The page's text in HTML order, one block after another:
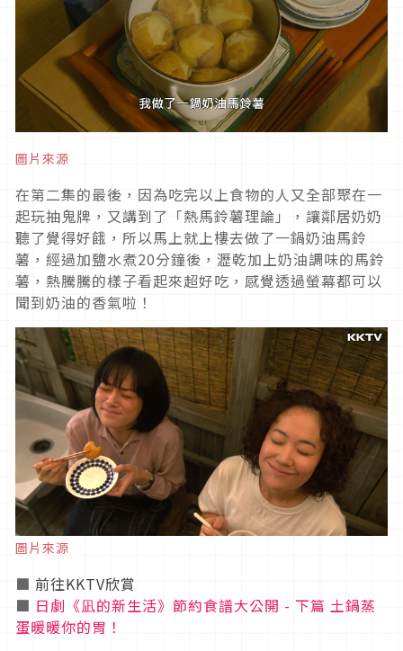
圖片來源
在第二集的最後，因為吃完以上食物的人又全部聚在一
起玩抽鬼牌，又講到了「熱馬鈴薯理論」，讓鄰居奶奶
聽了覺得好餓，所以馬上就上樓去做了一鍋奶油馬鈴
薯，經過加鹽水煮20分鐘後，瀝乾加上奶油調味的馬鈴
薯，熱騰騰的樣子看起來超好吃，感覺透過螢幕都可以
聞到奶油的香氣啦！
圖片來源
■ 前往KKTV欣賞
■ 日劇《凪的新生活》節約食譜大公開 - 下篇 土鍋蒸
蛋暖暖你的胃！